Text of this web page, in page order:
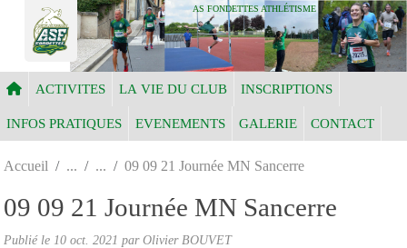
AS FONDETTES ATHLÉTISME
ACTIVITES LA VIE DU CLUB INSCRIPTIONS
INFOS PRATIQUES EVENEMENTS GALERIE CONTACT
Accueil 09 09 21 Journée MN Sancerre
09 09 21 Journée MN Sancerre
Publié le 10 oct. 2021 par Olivier BOUVET
Panneau de gestion des cookies